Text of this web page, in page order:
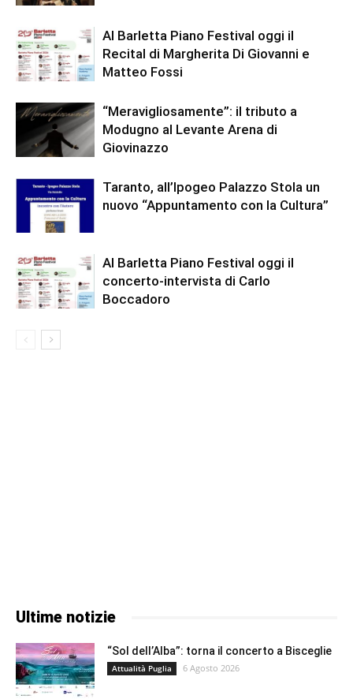
Al Barletta Piano Festival oggi il
Recital di Margherita Di Giovanni e
Matteo Fossi
“Meravigliosamente”: il tributo a
Modugno al Levante Arena di
Giovinazzo
Taranto, all’Ipogeo Palazzo Stola un
nuovo “Appuntamento con la Cultura”
Al Barletta Piano Festival oggi il
concerto-intervista di Carlo
Boccadoro
Ultime notizie
“Sol dell’Alba”: torna il concerto a Bisceglie
Attualità Puglia 6 Agosto 2026